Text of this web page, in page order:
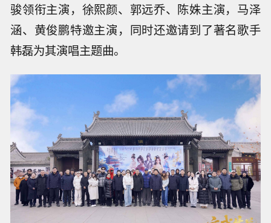
骏领衔主演，徐熙颜、郭远乔、陈姝主演，马泽
涵、黄俊鹏特邀主演，同时还邀请到了著名歌手
韩磊为其演唱主题曲。